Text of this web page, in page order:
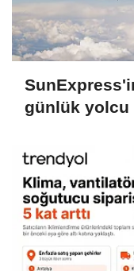
günlük yolcu